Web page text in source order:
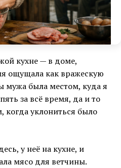
кухне — в доме,
ощущала как вражескую
мужа была местом, куда я
за всё время, да и то
уклониться было
у неё на кухне, и
мясо для ветчины.